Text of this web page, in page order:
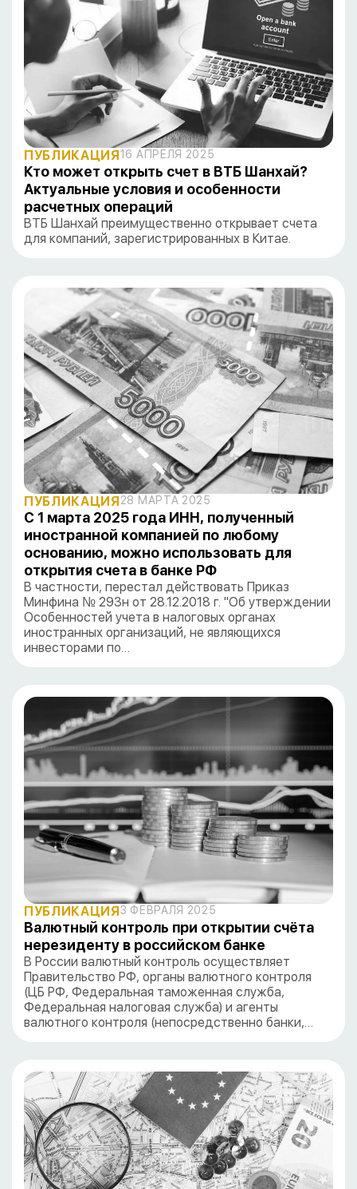
ПУБЛИКАЦИЯ16 АПРЕЛЯ 2025
Кто может открыть счет в ВТБ Шанхай?
Актуальные условия и особенности
расчетных операций
ВТБ Шанхай преимущественно открывает счета
для компаний, зарегистрированных в Китае.
ПУБЛИКАЦИЯ 28 МАРТА 2025
С 1 марта 2025 года ИНН, полученный
иностранной компанией по любому
основанию, можно использовать для
открытия счета в банке РФ
В частности, перестал действовать Приказ
Минфина № 293н от 28.12.2018 г. "Об утверждении
Особенностей учета в налоговых органах
иностранных организаций, не являющихся
инвесторами по…
ПУБЛИКАЦИЯ3 ФЕВРАЛЯ 2025
Валютный контроль при открытии счёта
нерезиденту в российском банке
В России валютный контроль осуществляет
Правительство РФ, органы валютного контроля
(ЦБ РФ, Федеральная таможенная служба,
Федеральная налоговая служба) и агенты
валютного контроля (непосредственно банки,…